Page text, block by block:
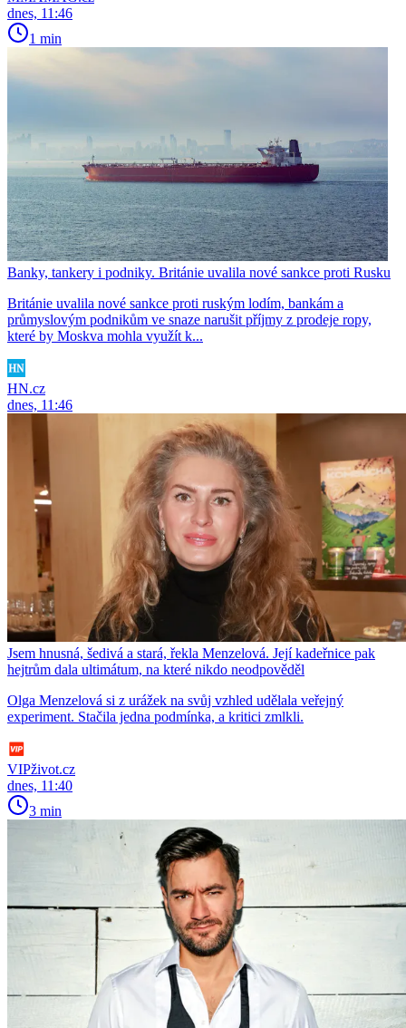
dnes, 11:46
1 min
Banky, tankery i podniky. Británie uvalila nové sankce proti Rusku
Británie uvalila nové sankce proti ruským lodím, bankám a
průmyslovým podnikům ve snaze narušit příjmy z prodeje ropy,
které by Moskva mohla využít k...
HN.cz
dnes, 11:46
Jsem hnusná, šedivá a stará, řekla Menzelová. Její kadeřnice pak
hejtrům dala ultimátum, na které nikdo neodpověděl
Olga Menzelová si z urážek na svůj vzhled udělala veřejný
experiment. Stačila jedna podmínka, a kritici zmlkli.
VIPživot.cz
dnes, 11:40
3 min